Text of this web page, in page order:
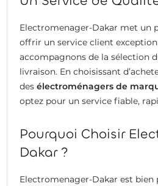
Electromenager-Dakar met un
offrir un service client
accompagnons de la sélection
livraison. En choisissant
desélectroménagers de
optez pour un service fiable,
Pourquoi Choisir
Dakar ?
Electromenager-Dakar est bien